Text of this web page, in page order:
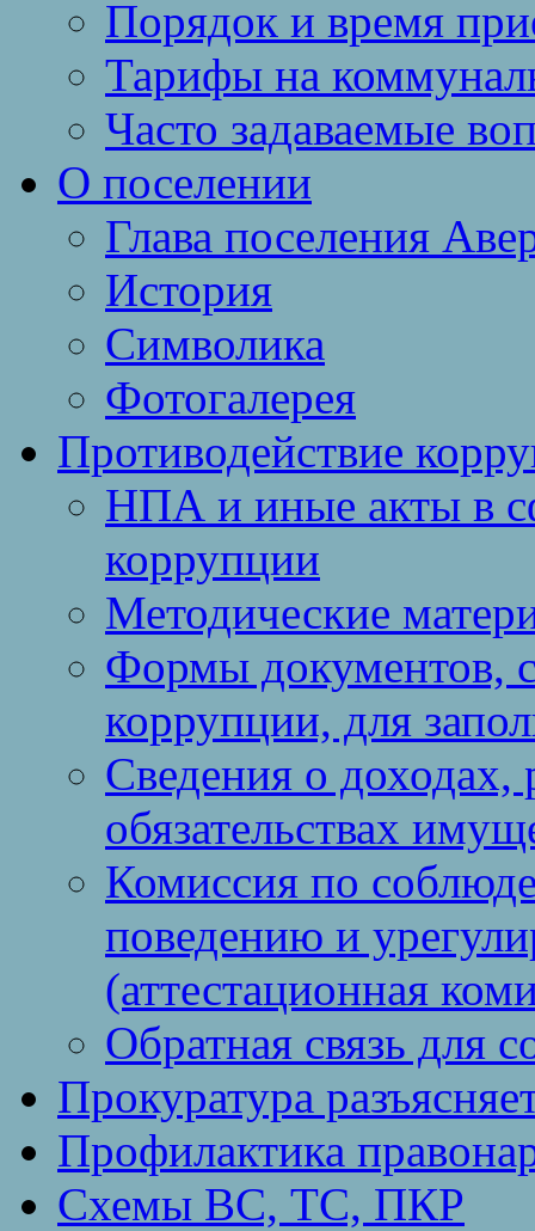
Порядок и время
Тарифы на
Часто задаваемые
О поселении
Глава поселения
История
Символика
Фотогалерея
Противодействие
НПА и иные акты в
коррупции
Методические
Формы документов,
коррупции, для
Сведения о доходах,
обязательствах
Комиссия по
поведению и
(аттестационная
Обратная связь для
Прокуратура
Профилактика
Схемы ВС, ТС, ПКР